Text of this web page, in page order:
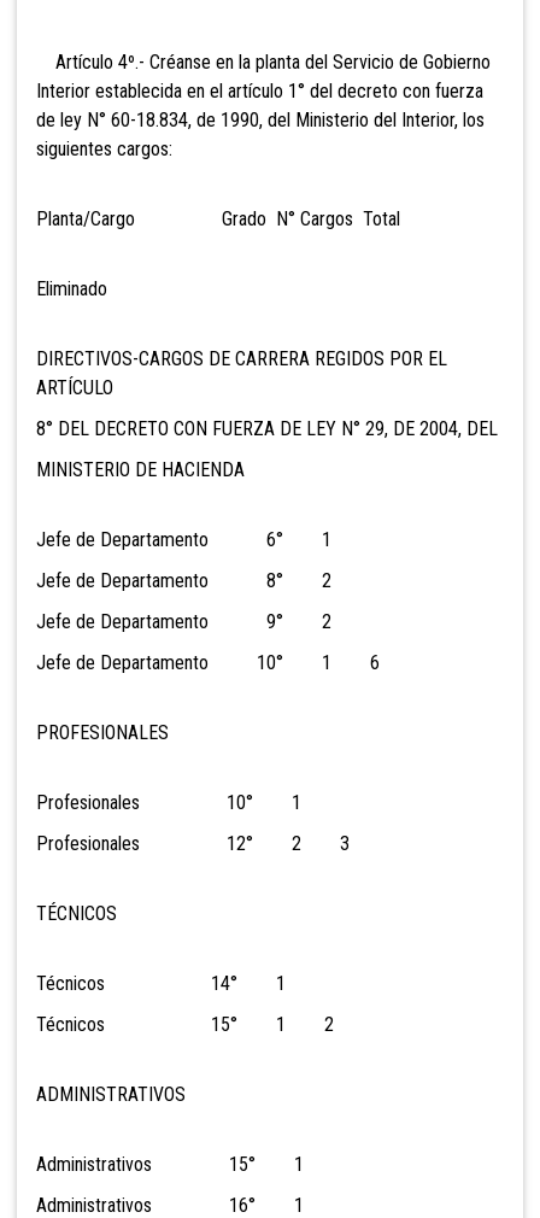
Artículo 4º.- Créanse en la planta del Servicio de Gobierno
Interior establecida en el artículo 1° del decreto con fuerza
de ley N° 60-18.834, de 1990, del Ministerio del Interior, los
siguientes cargos:
Planta/Cargo Grado N° Cargos Total
Eliminado
DIRECTIVOS-CARGOS DE CARRERA REGIDOS POR EL
ARTÍCULO
8° DEL DECRETO CON FUERZA DE LEY N° 29, DE 2004, DEL
MINISTERIO DE HACIENDA
Jefe de Departamento 6° 1
Jefe de Departamento 8° 2
Jefe de Departamento 9° 2
Jefe de Departamento 10° 1 6
PROFESIONALES
Profesionales 10° 1
Profesionales 12° 2 3
TÉCNICOS
Técnicos 14° 1
Técnicos 15° 1 2
ADMINISTRATIVOS
Administrativos 15° 1
Administrativos 16° 1